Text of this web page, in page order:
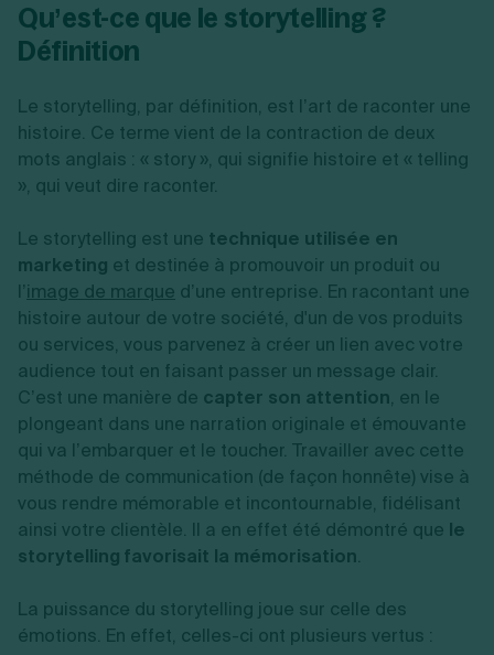
Qu’est-ce que le storytelling ?
Définition
Le storytelling, par définition, est l’art de raconter une
histoire. Ce terme vient de la contraction de deux
mots anglais : « story », qui signifie histoire et « telling
», qui veut dire raconter.
Le storytelling est une technique utilisée en
marketing et destinée à promouvoir un produit ou
l’image de marque d’une entreprise. En racontant une
histoire autour de votre société, d'un de vos produits
ou services, vous parvenez à créer un lien avec votre
audience tout en faisant passer un message clair.
C’est une manière de capter son attention, en le
plongeant dans une narration originale et émouvante
qui va l’embarquer et le toucher. Travailler avec cette
méthode de communication (de façon honnête) vise à
vous rendre mémorable et incontournable, fidélisant
ainsi votre clientèle. Il a en effet été démontré que le
storytelling favorisait la mémorisation.
La puissance du storytelling joue sur celle des
émotions. En effet, celles-ci ont plusieurs vertus :